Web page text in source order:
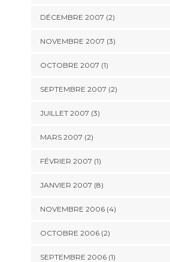
DÉCEMBRE 2007 (2)
NOVEMBRE 2007 (3)
OCTOBRE 2007 (1)
SEPTEMBRE 2007 (2)
JUILLET 2007 (3)
MARS 2007 (2)
FÉVRIER 2007 (1)
JANVIER 2007 (8)
NOVEMBRE 2006 (4)
OCTOBRE 2006 (2)
SEPTEMBRE 2006 (1)